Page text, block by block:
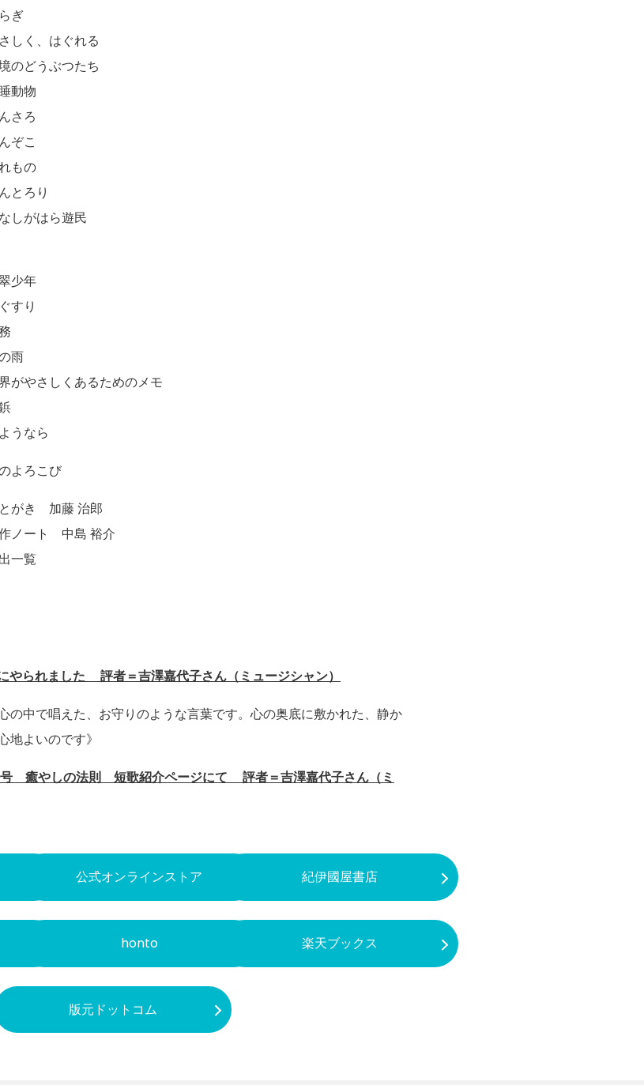
ぎ
しく、はぐれる
のどうぶつたち
動物
さろ
ぞこ
もの
とろり
しがはら遊民
少年
すり
雨
がやさしくあるためのメモ
うなら
よろこび
がき 加藤 治郎
ノート 中島 裕介
一覧
られました 評者＝吉澤嘉代子さん（ミュージシャン）
の中で唱えた、お守りのような言葉です。心の奥底に敷かれた、静か
地よいのです》
癒やしの法則 短歌紹介ページにて 評者＝吉澤嘉代子さん（ミ
公式オンラインストア 紀伊國屋書店
honto 楽天ブックス
版元ドットコム